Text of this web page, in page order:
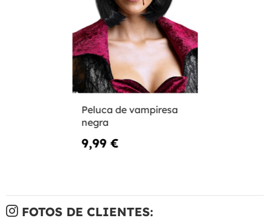
Peluca de vampiresa
negra
9,99 €
FOTOS DE CLIENTES: